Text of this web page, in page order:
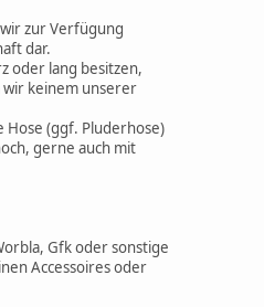
zur Verfügung
dar.
oder lang besitzen,
wir keinem unserer
Hose (ggf. Pluderhose)
gerne auch mit
Gfk oder sonstige
Accessoires oder